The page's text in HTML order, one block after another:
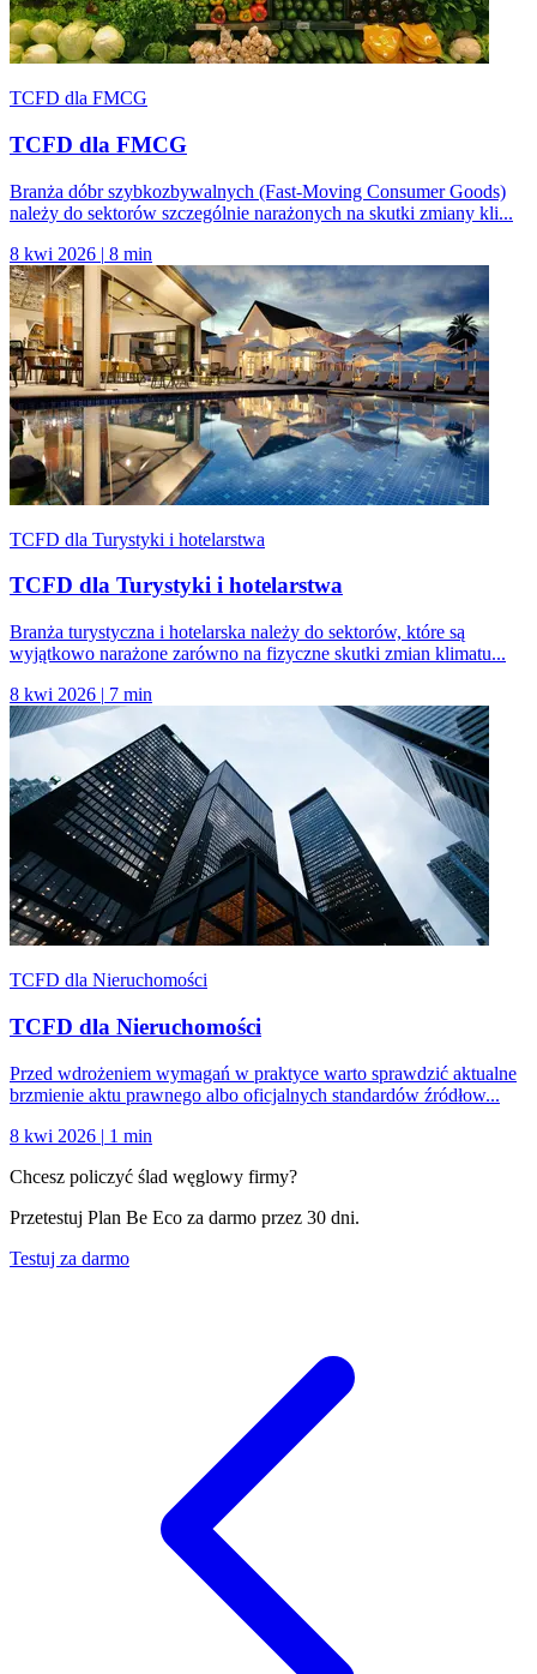
TCFD dla FMCG
TCFD dla FMCG
Branża dóbr szybkozbywalnych (Fast-Moving Consumer Goods)
należy do sektorów szczególnie narażonych na skutki zmiany kli...
8 kwi 2026 | 8 min
TCFD dla Turystyki i hotelarstwa
TCFD dla Turystyki i hotelarstwa
Branża turystyczna i hotelarska należy do sektorów, które są
wyjątkowo narażone zarówno na fizyczne skutki zmian klimatu...
8 kwi 2026 | 7 min
TCFD dla Nieruchomości
TCFD dla Nieruchomości
Przed wdrożeniem wymagań w praktyce warto sprawdzić aktualne
brzmienie aktu prawnego albo oficjalnych standardów źródłow...
8 kwi 2026 | 1 min
Chcesz policzyć ślad węglowy firmy?
Przetestuj Plan Be Eco za darmo przez 30 dni.
Testuj za darmo